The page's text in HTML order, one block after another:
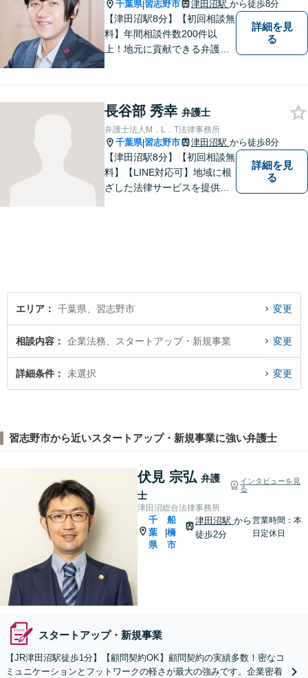
千葉県|習志野市 津田沼駅 から徒歩8分
【津田沼駅8分】【初回相談無
料】年間相談件数200件以
上！地元に貢献できる弁護士
貞に関して実績多数、女性側
からのご相談にも注力してい
ます。あなたの思いをしっか
りと伺います。
詳細を見
る
長谷部 秀幸 弁護士
弁護士法人M．L．T法律事務所
千葉県|習志野市 津田沼駅 から徒歩8分
【津田沼駅8分】【初回相談無
料】【LINE対応可】地域に根
ざした法律サービスを提供し
詳細を見
る
エリア 千葉県、習志野市 変更
相談内容 企業法務、スタートアップ・新規事業 変更
詳細条件 未選択 変更
習志野市から近いスタートアップ・新規事業に強い弁護士
伏見 宗弘 弁護
士
インタビューを見
る
津田沼総合法律事務所
千
葉
県
|
船
橋
市
津田沼駅 から
徒歩2分
営業時間：本
日定休日
スタートアップ・新規事業
【JR津田沼駅徒歩1分】【顧問契約OK】顧問契約の実績多数！密なコ
ミュニケーションとフットワークの軽さが最大の強みです。企業密着